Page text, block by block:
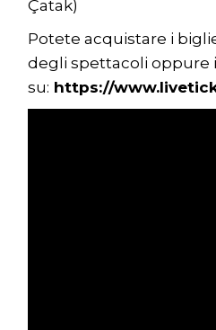
Çatak)
Potete acquistare i
degli spettacoli oppure
su: https://